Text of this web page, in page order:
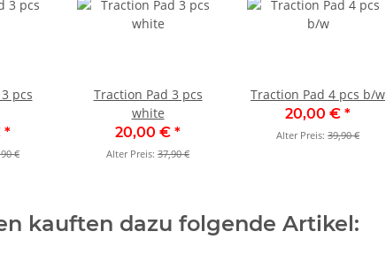
pcs
*
€
Traction Pad 3 pcs
white
20,00 € *
Alter Preis: 37,90 €
Traction Pad 4 pcs b/w
20,00 € *
Alter Preis: 39,90 €
kauften dazu folgende Artikel: